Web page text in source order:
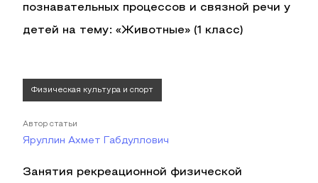
познавательных процессов и связной речи у
детей на тему: «Животные» (1 класс)
Физическая культура и спорт
Автор статьи
Яруллин Ахмет Габдуллович
Занятия рекреационной физической